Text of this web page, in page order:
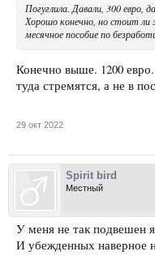
Погуглила. Давали, 300 евро,
Хорошо конечно, но стоит ли
месячное пособие по
Конечно выше. 1200
туда стремятся, а не в
29 окт 2022
Spirit bird
Местный
У меня не так подвешен
И убежденных наверное